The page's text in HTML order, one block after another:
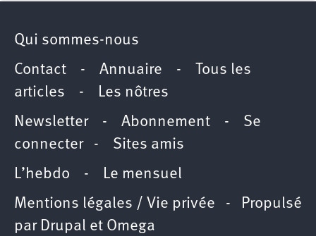
Qui sommes-nous
Contact - Annuaire -
Tous les
articles - Les nôtres
Newsletter- Abonnement - Se
connecter- Sites amis
L’hebdo - Le mensuel
Mentions légales / Vie privée - Propulsé
par Drupal et Omega